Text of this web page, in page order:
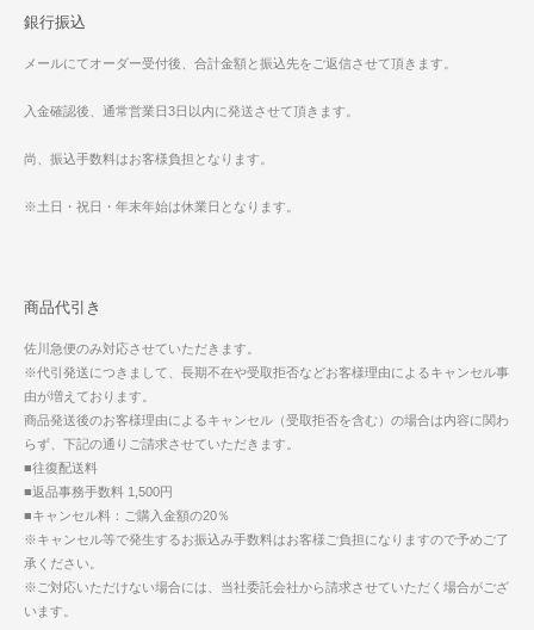
銀行振込
メールにてオーダー受付後、合計金額と振込先をご返信させて頂きます。
入金確認後、通常営業日3日以内に発送させて頂きます。
尚、振込手数料はお客様負担となります。
※土日・祝日・年末年始は休業日となります。
商品代引き
佐川急便のみ対応させていただきます。
※代引発送につきまして、長期不在や受取拒否などお客様理由によるキャンセル事
由が増えております。
商品発送後のお客様理由によるキャンセル（受取拒否を含む）の場合は内容に関わ
らず、下記の通りご請求させていただきます。
■往復配送料
■返品事務手数料 1,500円
■キャンセル料：ご購入金額の20％
※キャンセル等で発生するお振込み手数料はお客様ご負担になりますので予めご了
承ください。
※ご対応いただけない場合には、当社委託会社から請求させていただく場合がござ
います。